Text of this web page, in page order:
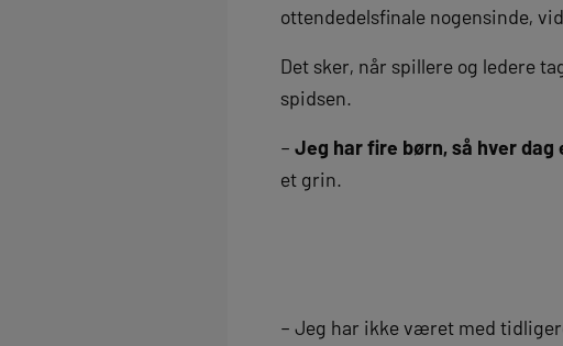
ottendedelsfinale nogensinde,
Det sker, når spillere og ledere
spidsen.
– Jeg har fire børn, så hver
et grin.
– Jeg har ikke været med